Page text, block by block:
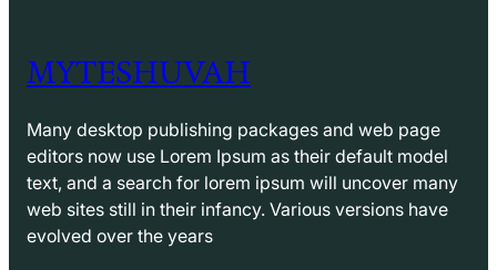
MYTESHUVAH
Many desktop publishing packages and web page
editors now use Lorem Ipsum as their default model
text, and a search for lorem ipsum will uncover many
web sites still in their infancy. Various versions have
evolved over the years